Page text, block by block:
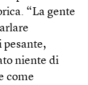
“La gente
pesante,
niente di
come